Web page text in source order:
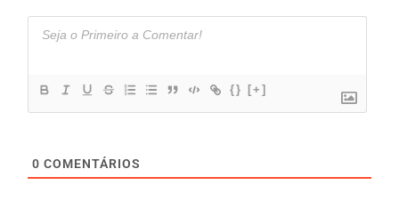
{} [+]
0 COMENTÁRIOS